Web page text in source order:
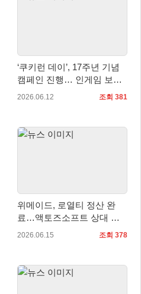
‘쿠키런 데이’, 17주년 기념
캠페인 진행… 인게임 보상
과 경품 이벤트 제공
2026.06.12 조회 381
위메이드, 로열티 정산 완
료…액토즈소프트 상대 로
열티 지급 청구 소송 취하
2026.06.15 조회 378